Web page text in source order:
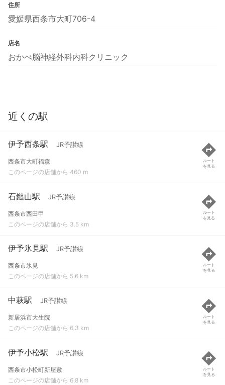
住所
愛媛県西条市大町706-4
店名
おかべ脳神経外科内科クリニック
近くの駅
伊予西条駅 JR予讃線
西条市大町福森
このページの店舗から 460 m
ルート
を見る
石鎚山駅 JR予讃線
西条市西田甲
このページの店舗から 3.5 km
ルート
を見る
伊予氷見駅 JR予讃線
西条市氷見
このページの店舗から 5.6 km
ルート
を見る
中萩駅 JR予讃線
新居浜市大生院
このページの店舗から 6.3 km
ルート
を見る
伊予小松駅 JR予讃線
西条市小松町新屋敷
このページの店舗から 6.8 km
ルート
を見る